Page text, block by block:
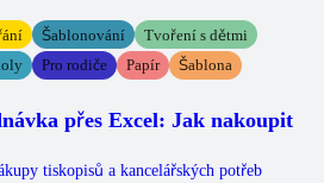
Šablonování
Tvoření s dětmi
Pro rodiče Papír Šablona
přes Excel: Jak nakoupit
tiskopisů a kancelářských potřeb